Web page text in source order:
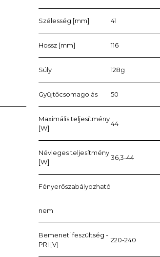
Szélesség [mm] 41
Hossz [mm] 116
Súly 128g
Gyűjtőcsomagolás 50
Maximális teljesítmény
[W]
44
Névleges teljesítmény
[W]
36,3-44
Fényerőszabályozható
nem
Bemeneti feszültség -
PRI [V]
220-240